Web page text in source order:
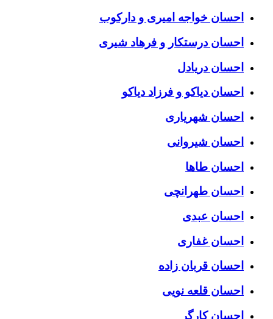
احسان خواجه امیری و دارکوب
احسان درستكار و فرهاد شيرى
احسان دریادل
احسان دیاکو و فرزاد دیاکو
احسان شهریاری
احسان شیروانی
احسان طاها
احسان طهرانچی
احسان عبدی
احسان غفاری
احسان قربان زاده
احسان قلعه نویی
احسان کارگر